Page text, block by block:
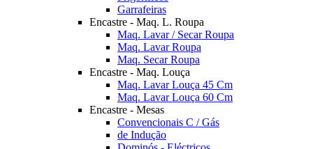
Garrafeiras
Encastre - Maq. L. Roupa
Maq. Lavar / Secar Roupa
Maq. Lavar Roupa
Maq. Secar Roupa
Encastre - Maq. Louça
Maq. Lavar Louça 45 Cm
Maq. Lavar Louça 60 Cm
Encastre - Mesas
Convencionais C / Gás
de Indução